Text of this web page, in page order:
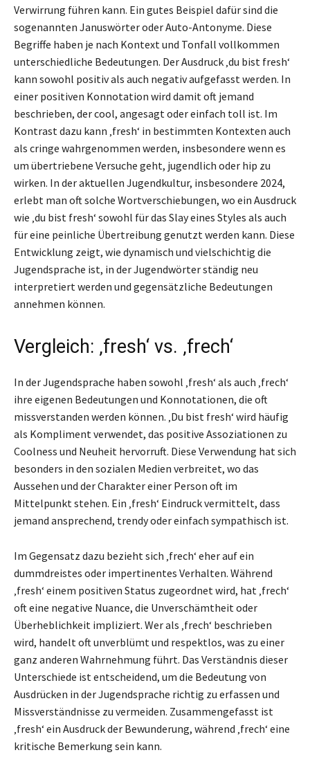
Verwirrung führen kann. Ein gutes Beispiel dafür sind die
sogenannten Januswörter oder Auto-Antonyme. Diese
Begriffe haben je nach Kontext und Tonfall vollkommen
unterschiedliche Bedeutungen. Der Ausdruck ‚du bist fresh‘
kann sowohl positiv als auch negativ aufgefasst werden. In
einer positiven Konnotation wird damit oft jemand
beschrieben, der cool, angesagt oder einfach toll ist. Im
Kontrast dazu kann ‚fresh‘ in bestimmten Kontexten auch
als cringe wahrgenommen werden, insbesondere wenn es
um übertriebene Versuche geht, jugendlich oder hip zu
wirken. In der aktuellen Jugendkultur, insbesondere 2024,
erlebt man oft solche Wortverschiebungen, wo ein Ausdruck
wie ‚du bist fresh‘ sowohl für das Slay eines Styles als auch
für eine peinliche Übertreibung genutzt werden kann. Diese
Entwicklung zeigt, wie dynamisch und vielschichtig die
Jugendsprache ist, in der Jugendwörter ständig neu
interpretiert werden und gegensätzliche Bedeutungen
annehmen können.
Vergleich: ‚fresh‘ vs. ‚frech‘
In der Jugendsprache haben sowohl ‚fresh‘ als auch ‚frech‘
ihre eigenen Bedeutungen und Konnotationen, die oft
missverstanden werden können. ‚Du bist fresh‘ wird häufig
als Kompliment verwendet, das positive Assoziationen zu
Coolness und Neuheit hervorruft. Diese Verwendung hat sich
besonders in den sozialen Medien verbreitet, wo das
Aussehen und der Charakter einer Person oft im
Mittelpunkt stehen. Ein ‚fresh‘ Eindruck vermittelt, dass
jemand ansprechend, trendy oder einfach sympathisch ist.
Im Gegensatz dazu bezieht sich ‚frech‘ eher auf ein
dummdreistes oder impertinentes Verhalten. Während
‚fresh‘ einem positiven Status zugeordnet wird, hat ‚frech‘
oft eine negative Nuance, die Unverschämtheit oder
Überheblichkeit impliziert. Wer als ‚frech‘ beschrieben
wird, handelt oft unverblümt und respektlos, was zu einer
ganz anderen Wahrnehmung führt. Das Verständnis dieser
Unterschiede ist entscheidend, um die Bedeutung von
Ausdrücken in der Jugendsprache richtig zu erfassen und
Missverständnisse zu vermeiden. Zusammengefasst ist
‚fresh‘ ein Ausdruck der Bewunderung, während ‚frech‘ eine
kritische Bemerkung sein kann.